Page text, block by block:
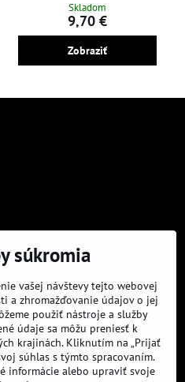
Skladom
9,70 €
Zobraziť
súkromia
vašej návštevy tejto webovej
a zhromažďovanie údajov o jej
použiť nástroje a služby
údaje sa môžu preniesť k
krajinách. Kliknutím na „Prijať
súhlas s týmto spracovaním.
informácie alebo upraviť svoje